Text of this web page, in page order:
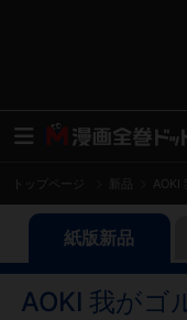
トップページ AOKI
紙版新品
AOKI 我がゴ